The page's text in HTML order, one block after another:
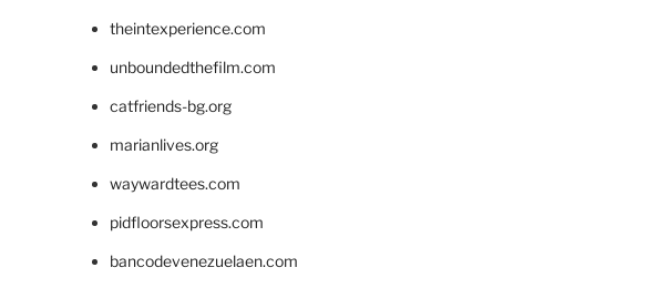
theintexperience.com
unboundedthefilm.com
catfriends-bg.org
marianlives.org
waywardtees.com
pidfloorsexpress.com
bancodevenezuelaen.com